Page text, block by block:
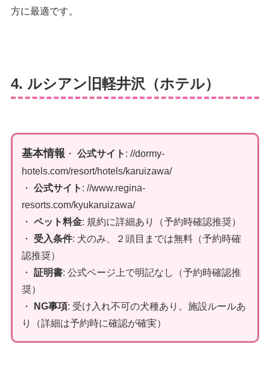
方に最適です。
4. ルシアン旧軽井沢（ホテル）
基本情報 ・ 公式サイト : //dormy-
hotels.com/resort/hotels/karuizawa/
・ 公式サイト : //www.regina-
resorts.com/kyukaruizawa/
・ ペット料金: 規約に詳細あり（予約時確認推奨）
・ 受入条件: 犬のみ、２頭目までは無料（予約時確
認推奨）
・ 証明書: 公式ページ上で明記なし（予約時確認推
奨）
・
NG事項: 受け入れ不可の犬種あり。施設ルールあ
り（詳細は予約時に確認が確実）